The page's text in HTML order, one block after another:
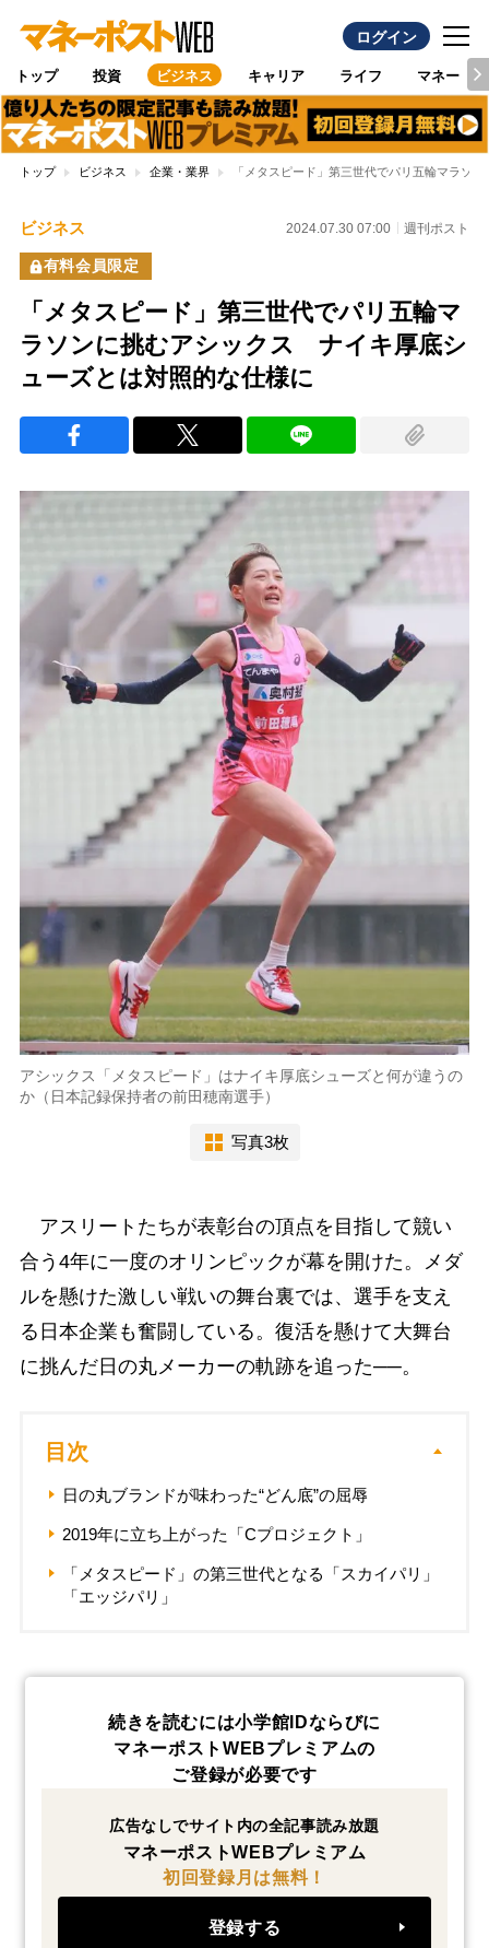
ログイン
トップ 投資 ビジネス キャリア ライフ マネー
トップ ビジネス 企業・業界 「メタスピード」第三世代でパリ五輪マラソ
ビジネス 2024.07.30 07:00 週刊ポスト
有料会員限定
「メタスピード」第三世代でパリ五輪マ
ラソンに挑むアシックス ナイキ厚底シ
ューズとは対照的な仕様に
アシックス「メタスピード」はナイキ厚底シューズと何が違うの
か（日本記録保持者の前田穂南選手）
写真3枚
アスリートたちが表彰台の頂点を目指して競い
合う4年に一度のオリンピックが幕を開けた。メダ
ルを懸けた激しい戦いの舞台裏では、選手を支え
る日本企業も奮闘している。復活を懸けて大舞台
に挑んだ日の丸メーカーの軌跡を追った──。
目次
日の丸ブランドが味わった“どん底”の屈辱
2019年に立ち上がった「Cプロジェクト」
「メタスピード」の第三世代となる「スカイパリ」
「エッジパリ」
続きを読むには小学館IDならびに
マネーポストWEBプレミアムの
ご登録が必要です
広告なしでサイト内の全記事読み放題
マネーポストWEBプレミアム
初回登録月は無料！
登録する